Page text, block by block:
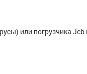
или погрузчика